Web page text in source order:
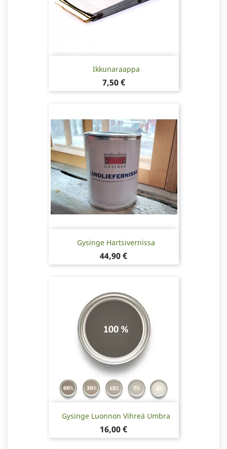
Ikkunaraappa
Hinta
7,50 €
Gysinge Hartsivernissa
Hinta
44,90 €
Gysinge Luonnon Vihreä Umbra
Hinta
16,00 €